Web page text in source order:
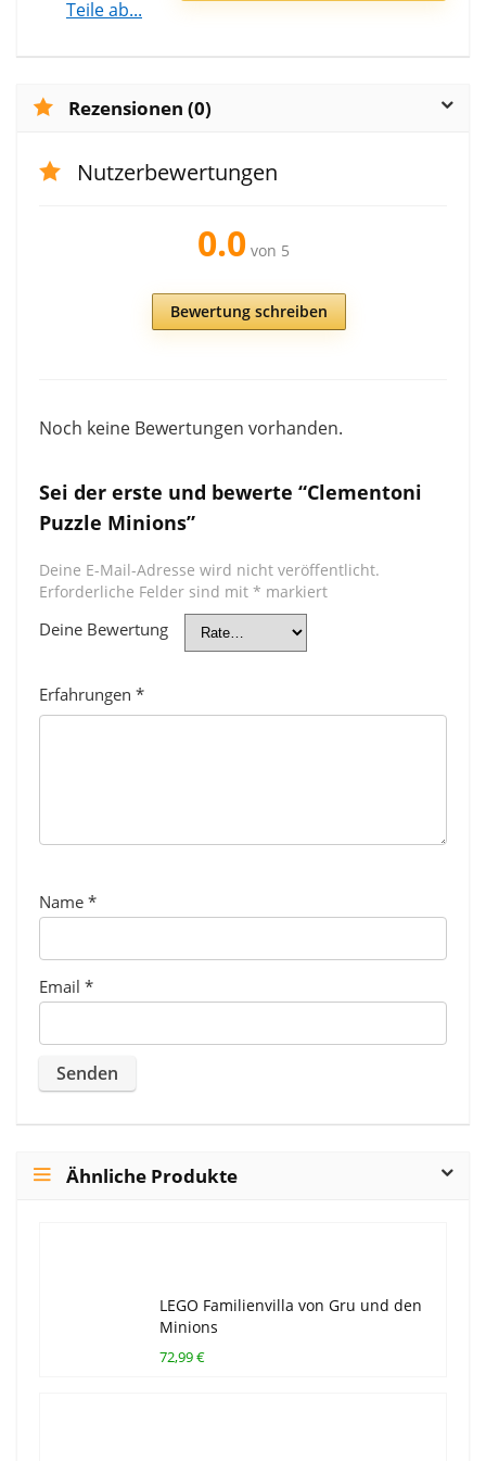
Rezensionen (0)
Nutzerbewertungen
0.0 von 5
Bewertung schreiben
Noch keine Bewertungen vorhanden.
Sei der erste und bewerte “Clementoni
Puzzle Minions”
Deine E-Mail-Adresse wird nicht veröffentlicht.
Erforderliche Felder sind mit * markiert
Deine Bewertung
Erfahrungen *
Name *
Email *
Ähnliche Produkte
LEGO Familienvilla von Gru und den
Minions
72,99 €